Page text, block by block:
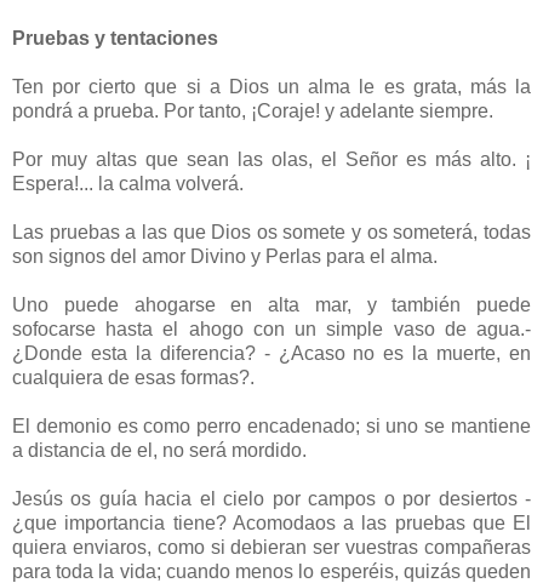
Pruebas y tentaciones
Ten por cierto que si a Dios un alma le es grata, más la
pondrá a prueba. Por tanto, ¡Coraje! y adelante siempre.
Por muy altas que sean las olas, el Señor es más alto. ¡
Espera!... la calma volverá.
Las pruebas a las que Dios os somete y os someterá, todas
son signos del amor Divino y Perlas para el alma.
Uno puede ahogarse en alta mar, y también puede
sofocarse hasta el ahogo con un simple vaso de agua.-
¿Donde esta la diferencia? - ¿Acaso no es la muerte, en
cualquiera de esas formas?.
El demonio es como perro encadenado; si uno se mantiene
a distancia de el, no será mordido.
Jesús os guía hacia el cielo por campos o por desiertos -
¿que importancia tiene? Acomodaos a las pruebas que El
quiera enviaros, como si debieran ser vuestras compañeras
para toda la vida; cuando menos lo esperéis, quizás queden